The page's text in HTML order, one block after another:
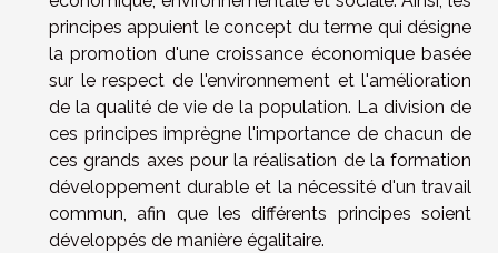
principes appuient le concept du terme qui désigne
la promotion d'une croissance économique basée
sur le respect de l'environnement et l'amélioration
de la qualité de vie de la population. La division de
ces principes imprègne l'importance de chacun de
ces grands axes pour la réalisation de la formation
développement durable et la nécessité d'un travail
commun, afin que les différents principes soient
développés de manière égalitaire.